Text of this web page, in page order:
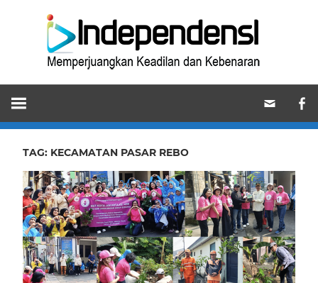
Memperjuangkan
Keadilan
dan
Kebenaran
TAG: KECAMATAN PASAR REBO